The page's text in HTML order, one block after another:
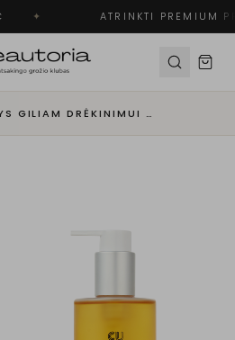
✦ ATRINKTI PREMIUM
CUSKIN RINKINYS GILIAM DRĖKINIMUI IR REGENERACIJAI